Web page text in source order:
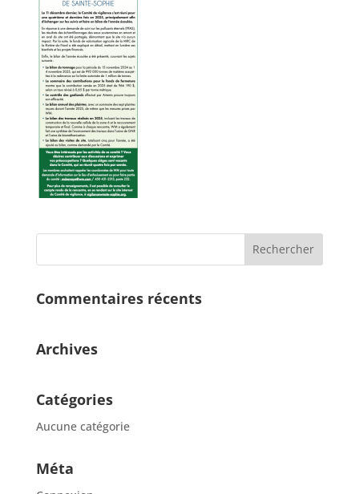
Commentaires récents
Archives
Catégories
Aucune catégorie
Méta